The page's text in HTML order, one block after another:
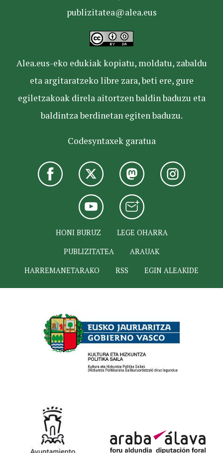
publizitatea@alea.eus
Alea.eus-eko edukiak kopiatu, moldatu, zabaldu
eta argitaratzeko libre zara, beti ere, gure
egiletzakoak direla aitortzen baldin baduzu eta
baldintza berdinetan egiten baduzu.
Codesyntaxek garatua
HONI BURUZ
LEGE OHARRA
PUBLIZITATEA
ARAUAK
HARREMANETARAKO
RSS EGIN ALEAKIDE